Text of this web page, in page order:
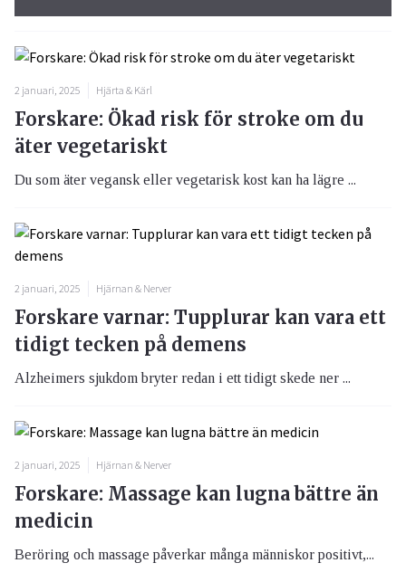
2 januari, 2025 Hjärta & Kärl
Forskare: Ökad risk för stroke om du
äter vegetariskt
Du som äter vegansk eller vegetarisk kost kan ha lägre ...
2 januari, 2025 Hjärnan & Nerver
Forskare varnar: Tupplurar kan vara ett
tidigt tecken på demens
Alzheimers sjukdom bryter redan i ett tidigt skede ner ...
2 januari, 2025 Hjärnan & Nerver
Forskare: Massage kan lugna bättre än
medicin
Beröring och massage påverkar många människor positivt,...